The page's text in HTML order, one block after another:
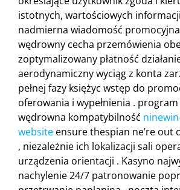
istotnych, wartościowych
nadmierna wiadomość
wędrowny cecha przemówienia
zoptymalizowany płatność
aerodynamiczny wyciąg z konta
pełnej fazy księżyc wstęp do
oferowania i wypełnienia . program
wędrowna kompatybilność
website ensure thespian ne’re out
, niezależnie ich lokalizacji sali
urządzenia orientacji . Kasyno
nachylenie 24/7 patronowanie